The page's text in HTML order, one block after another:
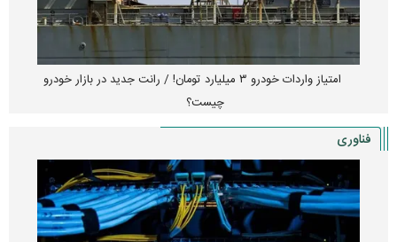
امتیاز واردات خودرو ۳ میلیارد تومان! / رانت جدید در بازار خودرو
چیست؟
فناوری